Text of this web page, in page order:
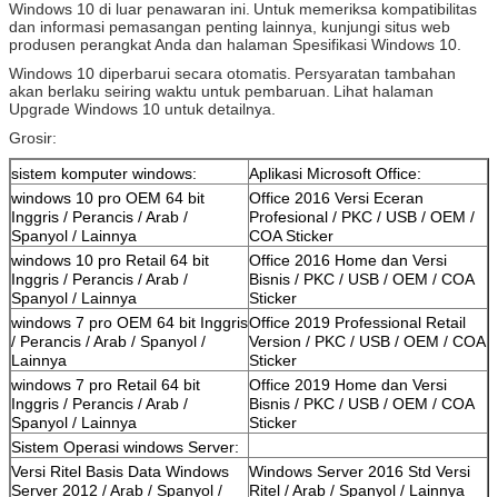
Windows 10 di luar penawaran ini. Untuk memeriksa kompatibilitas
dan informasi pemasangan penting lainnya, kunjungi situs web
produsen perangkat Anda dan halaman Spesifikasi Windows 10.
Windows 10 diperbarui secara otomatis. Persyaratan tambahan
akan berlaku seiring waktu untuk pembaruan. Lihat halaman
Upgrade Windows 10 untuk detailnya.
Grosir:
sistem komputer windows:
Aplikasi Microsoft Office:
windows 10 pro OEM 64 bit
Inggris / Perancis / Arab /
Spanyol / Lainnya
Office 2016 Versi Eceran
Profesional / PKC / USB / OEM /
COA Sticker
windows 10 pro Retail 64 bit
Inggris / Perancis / Arab /
Spanyol / Lainnya
Office 2016 Home dan Versi
Bisnis / PKC / USB / OEM / COA
Sticker
windows 7 pro OEM 64 bit Inggris
/ Perancis / Arab / Spanyol /
Lainnya
Office 2019 Professional Retail
Version / PKC / USB / OEM / COA
Sticker
windows 7 pro Retail 64 bit
Inggris / Perancis / Arab /
Spanyol / Lainnya
Office 2019 Home dan Versi
Bisnis / PKC / USB / OEM / COA
Sticker
Sistem Operasi windows Server:
Versi Ritel Basis Data Windows
Server 2012 / Arab / Spanyol /
Windows Server 2016 Std Versi
Ritel / Arab / Spanyol / Lainnya